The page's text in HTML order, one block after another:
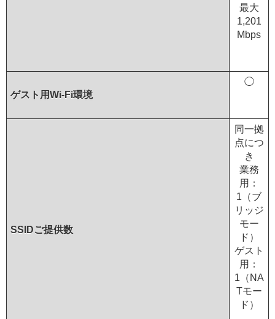
最大
1,201
Mbps
ゲスト用Wi-Fi環境
◯
SSIDご提供数
同一拠
点につ
き
業務
用：
1（ブ
リッジ
モー
ド）
ゲスト
用：
1（NA
Tモー
ド）